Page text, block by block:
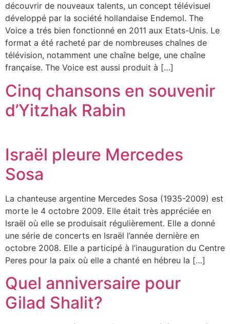
découvrir de nouveaux talents, un concept télévisuel
développé par la société hollandaise Endemol. The
Voice a trés bien fonctionné en 2011 aux Etats-Unis. Le
format a été racheté par de nombreuses chaînes de
télévision, notamment une chaîne belge, une chaîne
française. The Voice est aussi produit à […]
Cinq chansons en souvenir
d’Yitzhak Rabin
Israël pleure Mercedes
Sosa
La chanteuse argentine Mercedes Sosa (1935-2009) est
morte le 4 octobre 2009. Elle était très appréciée en
Israël où elle se produisait régulièrement. Elle a donné
une série de concerts en Israël l’année dernière en
octobre 2008. Elle a participé à l’inauguration du Centre
Peres pour la paix où elle a chanté en hébreu la […]
Quel anniversaire pour
Gilad Shalit?